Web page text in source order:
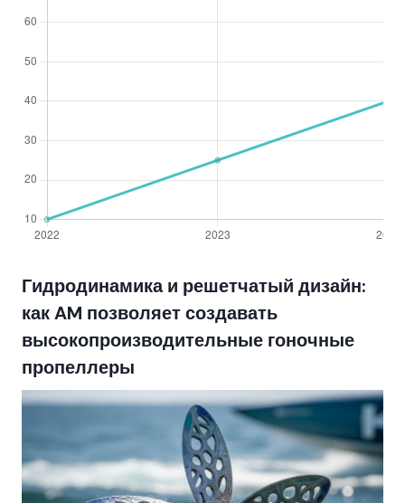
Гидродинамика и решетчатый дизайн:
как AM позволяет создавать
высокопроизводительные гоночные
пропеллеры